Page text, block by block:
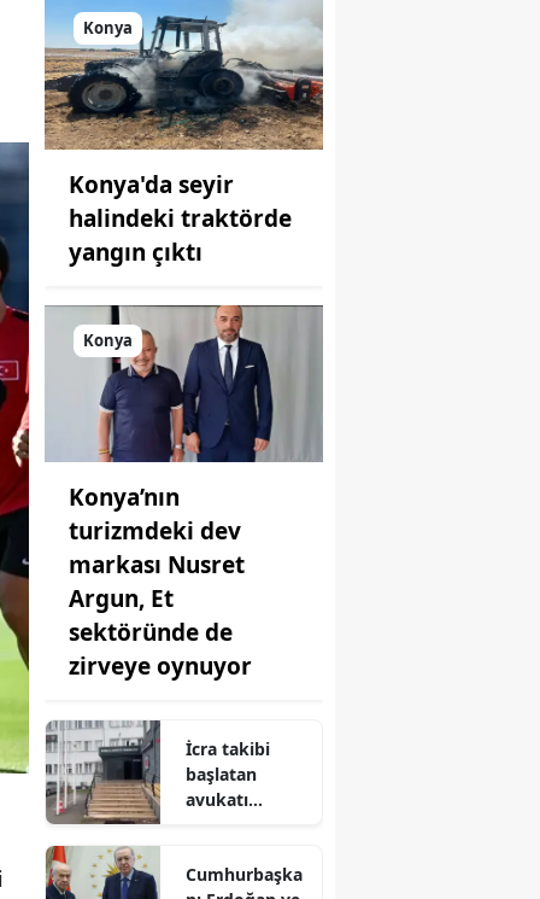
açıklandı
Konya
Konya'da seyir
halindeki traktörde
yangın çıktı
Konya
Konya’nın
turizmdeki dev
markası Nusret
Argun, Et
sektöründe de
zirveye oynuyor
İcra takibi
başlatan
avukatı
ağırlaştırılmış
Cumhurbaşka